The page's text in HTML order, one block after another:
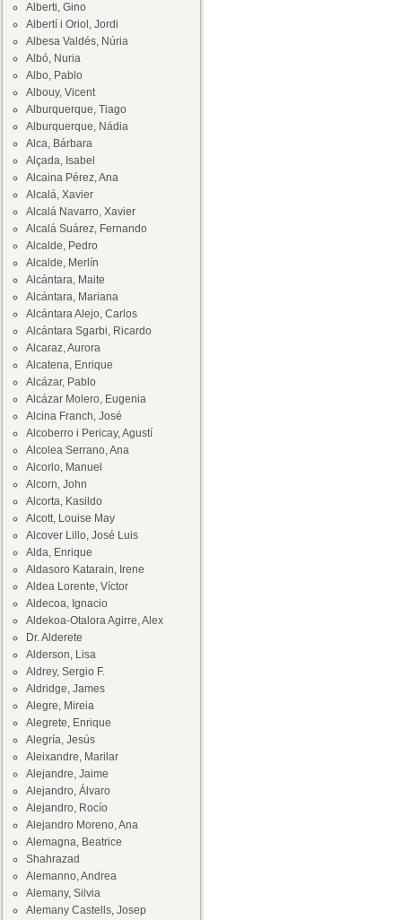
Alberti, Gino
Albertí i Oriol, Jordi
Albesa Valdés, Núria
Albó, Nuria
Albo, Pablo
Albouy, Vicent
Alburquerque, Tiago
Alburquerque, Nádia
Alca, Bárbara
Alçada, Isabel
Alcaina Pérez, Ana
Alcalá, Xavier
Alcalá Navarro, Xavier
Alcalá Suárez, Fernando
Alcalde, Pedro
Alcalde, Merlín
Alcántara, Maite
Alcántara, Mariana
Alcántara Alejo, Carlos
Alcántara Sgarbi, Ricardo
Alcaraz, Aurora
Alcatena, Enrique
Alcázar, Pablo
Alcázar Molero, Eugenia
Alcina Franch, José
Alcoberro i Pericay, Agustí
Alcolea Serrano, Ana
Alcorlo, Manuel
Alcorn, John
Alcorta, Kasildo
Alcott, Louise May
Alcover Lillo, José Luis
Alda, Enrique
Aldasoro Katarain, Irene
Aldea Lorente, Víctor
Aldecoa, Ignacio
Aldekoa-Otalora Agirre, Alex
Dr. Alderete
Alderson, Lisa
Aldrey, Sergio F.
Aldridge, James
Alegre, Mireia
Alegrete, Enrique
Alegría, Jesús
Aleixandre, Marilar
Alejandre, Jaime
Alejandro, Álvaro
Alejandro, Rocío
Alejandro Moreno, Ana
Alemagna, Beatrice
Shahrazad
Alemanno, Andrea
Alemany, Silvia
Alemany Castells, Josep